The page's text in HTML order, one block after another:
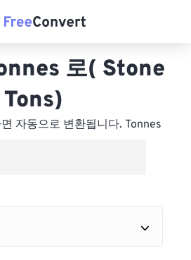
로( Stone
Tons)
자동으로 변환됩니다. Tonnes